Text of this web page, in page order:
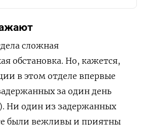
сложная
обстановка. Но, кажется,
в этом отделе впервые
за один день
Ни один из задержанных
были вежливы и приятны